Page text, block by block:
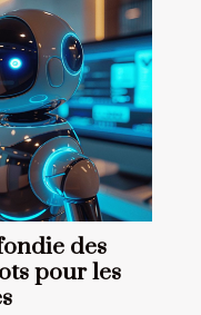
des
pour les